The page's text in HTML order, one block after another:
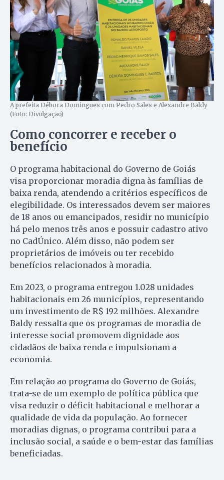
A prefeita Débora Domingues com Pedro Sales e Alexandre Baldy
(Foto: Divulgação)
Como concorrer e receber o
benefício
O programa habitacional do Governo de Goiás
visa proporcionar moradia digna às famílias de
baixa renda, atendendo a critérios específicos de
elegibilidade. Os interessados devem ser maiores
de 18 anos ou emancipados, residir no município
há pelo menos três anos e possuir cadastro ativo
no CadÚnico. Além disso, não podem ser
proprietários de imóveis ou ter recebido
benefícios relacionados à moradia.
Em 2023, o programa entregou 1.028 unidades
habitacionais em 26 municípios, representando
um investimento de R$ 192 milhões. Alexandre
Baldy ressalta que os programas de moradia de
interesse social promovem dignidade aos
cidadãos de baixa renda e impulsionam a
economia.
Em relação ao programa do Governo de Goiás,
trata-se de um exemplo de política pública que
visa reduzir o déficit habitacional e melhorar a
qualidade de vida da população. Ao fornecer
moradias dignas, o programa contribui para a
inclusão social, a saúde e o bem-estar das famílias
beneficiadas.